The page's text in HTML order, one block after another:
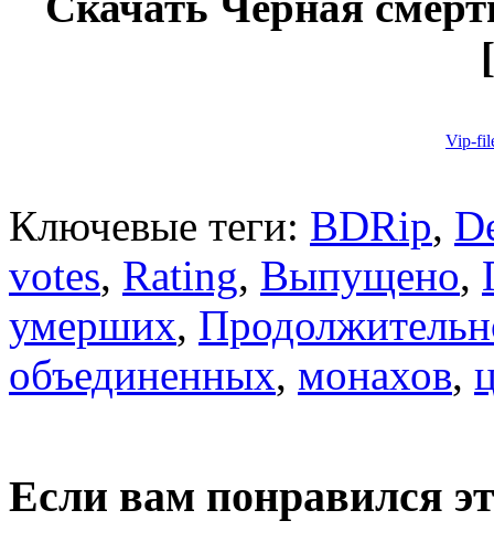
Vip-
Ключевые теги: BDRip,
votes, Rating, Выпущено,
умерших,
объединенных, монахов,
Если вам понравился